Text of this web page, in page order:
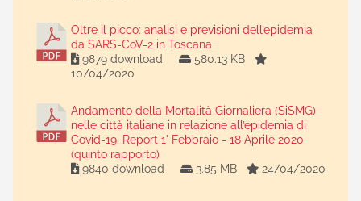
Oltre il picco: analisi e previsioni dell’epidemia
da SARS-CoV-2 in Toscana
9879 download
580.13 KB
10/04/2020
Andamento della Mortalità Giornaliera (SiSMG)
nelle città italiane in relazione all’epidemia di
Covid-19. Report 1' Febbraio - 18 Aprile 2020
(quinto rapporto)
9840 download
3.85 MB 24/04/2020